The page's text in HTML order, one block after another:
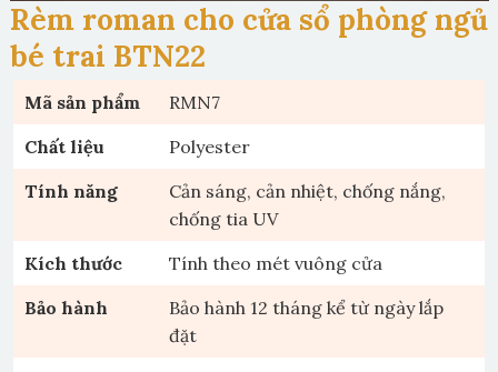
Rèm roman cho cửa sổ phòng ngủ
bé trai BTN22
Mã sản phẩm
RMN7
Chất liệu
Polyester
Tính năng
Cản sáng, cản nhiệt, chống nắng,
chống tia UV
Kích thước
Tính theo mét vuông cửa
Bảo hành
Bảo hành 12 tháng kể từ ngày lắp
đặt